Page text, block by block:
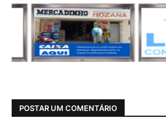
POSTAR UM COMENTÁRIO